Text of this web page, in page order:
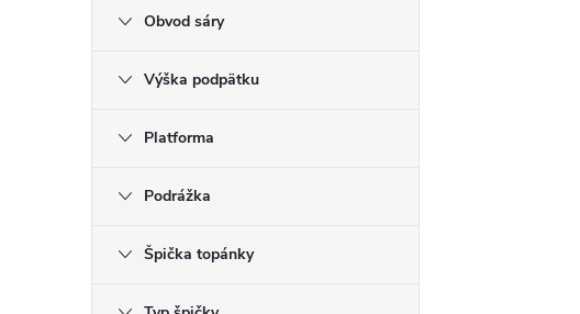
Obvod sáry
Výška podpätku
Platforma
Podrážka
Špička topánky